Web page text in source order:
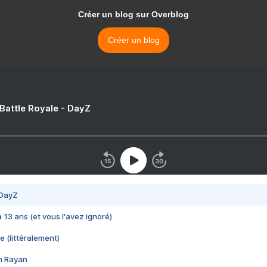
Créer un blog sur Overblog
Créer un blog
Royale - DayZ
13 ans (et vous l'avez ignoré)
(littéralement)
Rayan